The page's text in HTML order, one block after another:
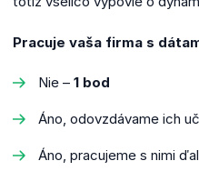
Pracuje vaša firma s
Nie – 1 bod
Áno, odovzdávame ich
Áno, pracujeme s nimi